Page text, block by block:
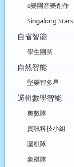
e樂團音樂創作
Singalong Stars
自省智能
學生團契
自然智能
堅樂智多星
邏輯數學智能
奧數隊
資訊科技小組
圍棋隊
象棋隊